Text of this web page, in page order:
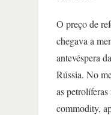
O preço de
chegava a
antevéspera
Rússia. No
as
commodity,